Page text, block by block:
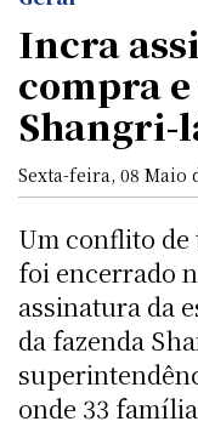
Incra
compra
Shangri-
Sexta-feira, 08 Maio
Um conflito de
foi encerrado
assinatura da
da fazenda
onde 33